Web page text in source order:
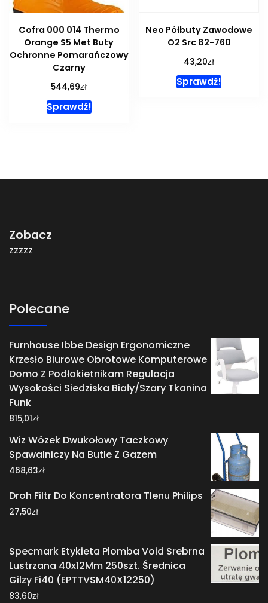
Cofra 000 014 Thermo
Orange S5 Met Buty
Ochronne Pomarańczowy
Czarny
544,69zł
Sprawdź!
Neo Półbuty Zawodowe
O2 Src 82-760
43,20zł
Sprawdź!
Zobacz
zzzzz
Polecane
Furnhouse Ibbe Design Ergonomiczne
Krzesło Biurowe Obrotowe Komputerowe
Domo Z Podłokietnikam Regulacja
Wysokości Siedziska Biały/Szary Tkanina
Funk
815,01zł
Wiz Wózek Dwukołowy Taczkowy
Spawalniczy Na Butle Z Gazem
468,63zł
Droh Filtr Do Koncentratora Tlenu Philips
27,50zł
Specmark Etykieta Plomba Void Srebrna
Lustrzana 40x12Mm 250szt. Średnica
Gilzy Fi40 (EPTTVSM40X12250)
83,60zł